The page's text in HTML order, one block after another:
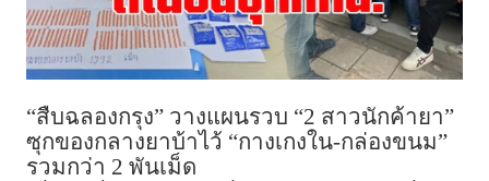
“สืบฉลองกรุง” วางแผนรวบ “2 สาวนักค้ายา”
ซุกของกลางยาบ้าไว้ “กางเกงใน-กล่องขนม”
รวมกว่า 2 พันเม็ด